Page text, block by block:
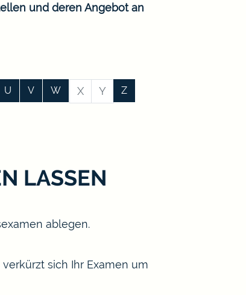
und deren Angebot an
U V W X Y Z
LASSEN
ablegen.
sich Ihr Examen um